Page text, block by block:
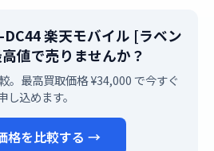
DC44 楽天モバイル [ラベン
値で売りませんか？
。最高買取価格 ¥34,000 で今すぐ
し込めます。
格を比較する →